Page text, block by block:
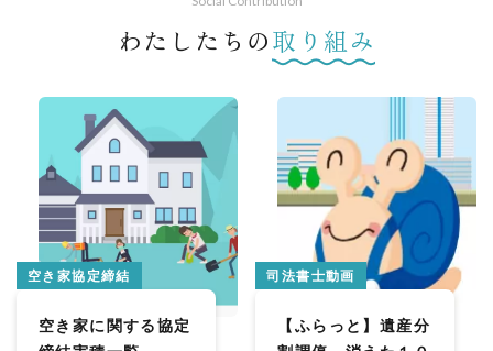
わたしたちの取り組み
空き家協定締結
空き家に関する協定
司法書士動画
【ふらっと】遺産分